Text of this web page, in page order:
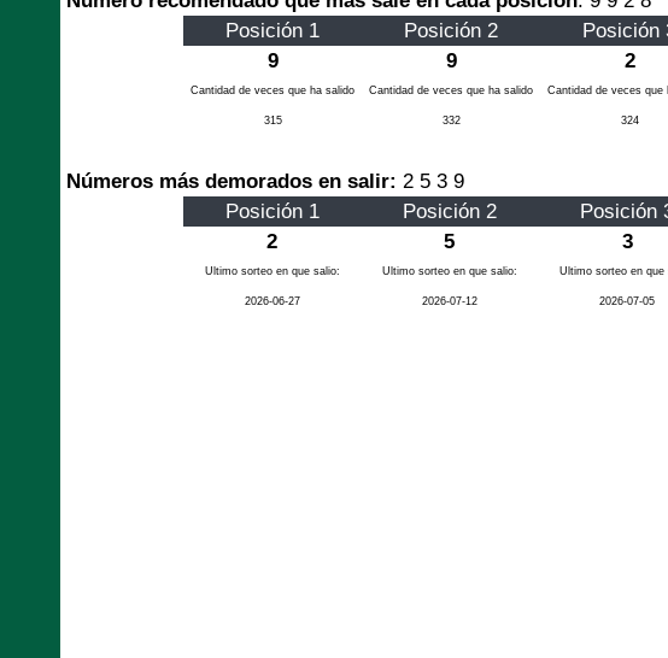
Posición 1
Posición 2 Posición
9
9 2
Cantidad de veces que ha salido
315
Cantidad de veces que ha salido
332
Cantidad de veces que
324
Números más demorados en salir: 2 5 3 9
Posición 1
Posición 2 Posición
2
5 3
Ultimo sorteo en que salio:
2026-06-27
Ultimo sorteo en que salio:
2026-07-12
Ultimo sorteo en que
2026-07-05